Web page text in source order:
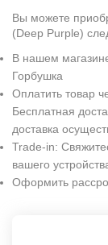
Вы можете
(Deep Purple)
В нашем
Горбушка
Оплатить товар
Бесплатная
доставка
Trade-in:
вашего
Оформить